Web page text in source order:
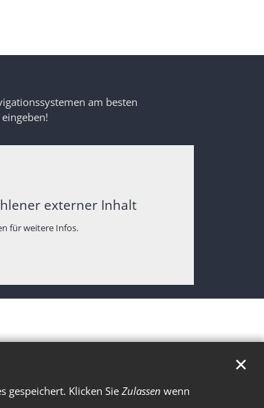
gespeichert. Klicken Sie Zulassen wenn
✕
am besten
externer Inhalt
für weitere Infos.